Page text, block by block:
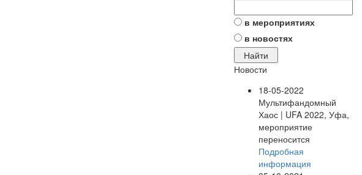
в мероприятиях
в новостях
Новости
18-05-2022
Мультифандомный
Хаос | UFA 2022, Уфа,
мероприятие
переносится
Подробная
информация